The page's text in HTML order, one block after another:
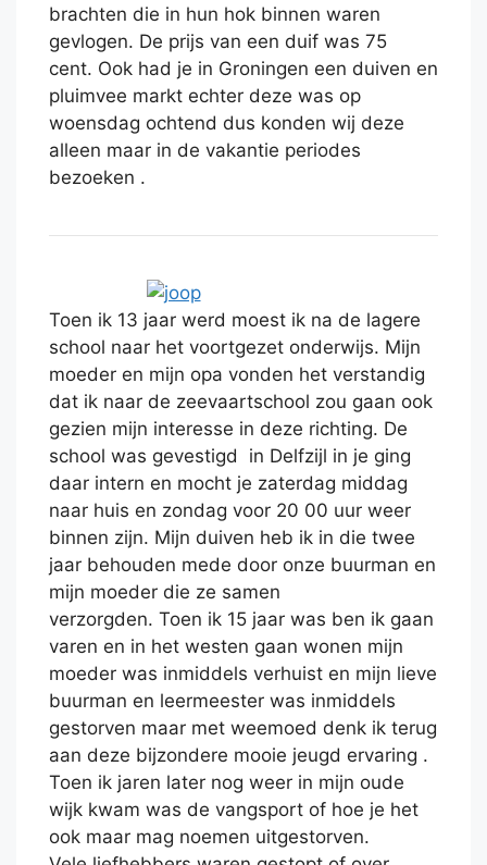
brachten die in hun hok binnen waren
gevlogen. De prijs van een duif was 75
cent. Ook had je in Groningen een duiven en
pluimvee markt echter deze was op
woensdag ochtend dus konden wij deze
alleen maar in de vakantie periodes
bezoeken .
Toen ik 13 jaar werd moest ik na de lagere
school naar het voortgezet onderwijs. Mijn
moeder en mijn opa vonden het verstandig
dat ik naar de zeevaartschool zou gaan ook
gezien mijn interesse in deze richting. De
school was gevestigd in Delfzijl in je ging
daar intern en mocht je zaterdag middag
naar huis en zondag voor 20 00 uur weer
binnen zijn. Mijn duiven heb ik in die twee
jaar behouden mede door onze buurman en
mijn moeder die ze samen
verzorgden. Toen ik 15 jaar was ben ik gaan
varen en in het westen gaan wonen mijn
moeder was inmiddels verhuist en mijn lieve
buurman en leermeester was inmiddels
gestorven maar met weemoed denk ik terug
aan deze bijzondere mooie jeugd ervaring .
Toen ik jaren later nog weer in mijn oude
wijk kwam was de vangsport of hoe je het
ook maar mag noemen uitgestorven.